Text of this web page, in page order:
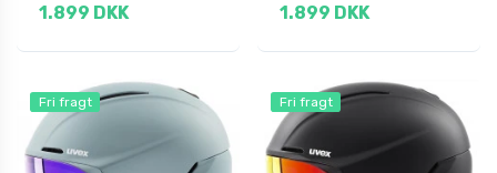
1.899 DKK 1.899 DKK
Fri fragt Fri fragt